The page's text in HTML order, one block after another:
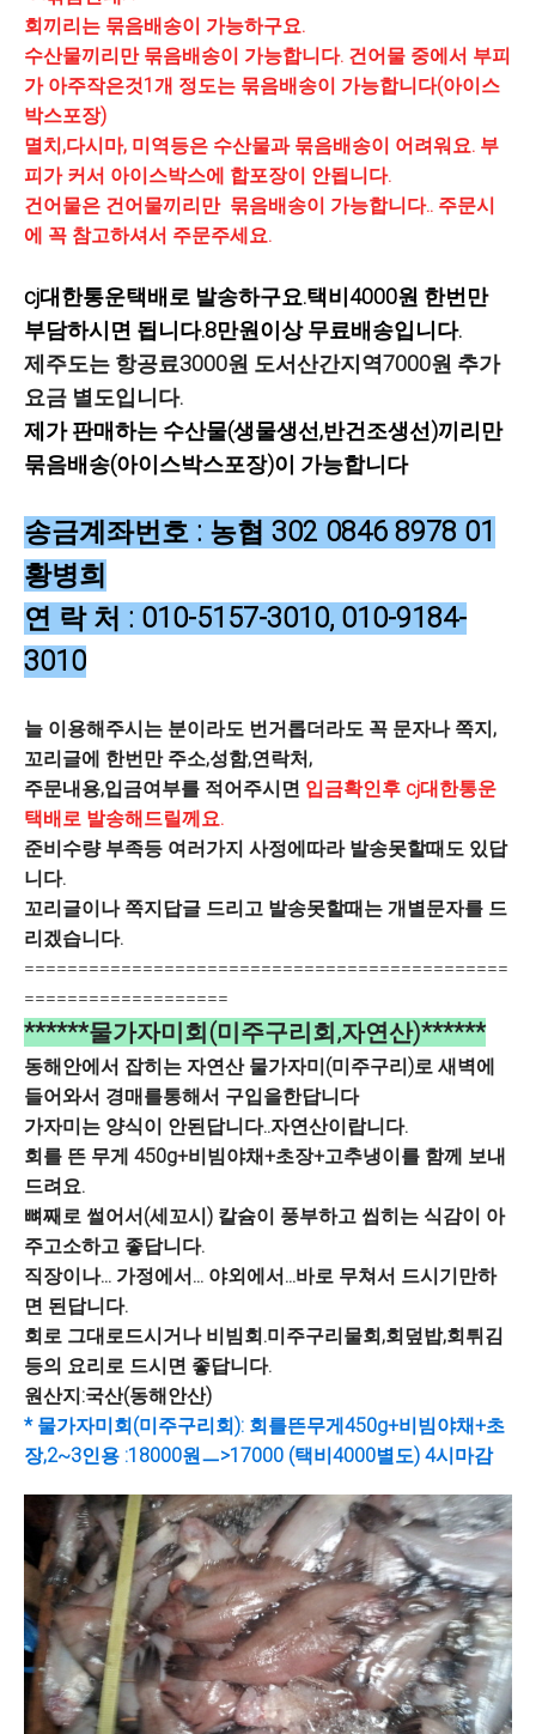
회끼리는 묶음배송이 가능하구요.
수산물끼리만 묶음배송이 가능합니다. 건어물 중에서 부피
가 아주작은것1개 정도는 묶음배송이 가능합니다(아이스
박스포장)
멸치,다시마, 미역등은 수산물과 묶음배송이 어려워요. 부
피가 커서 아이스박스에 합포장이 안됩니다.
건어물은 건어물끼리만 묶음배송이 가능합니다.. 주문시
에 꼭 참고하셔서 주문주세요.
cj대한통운택배로 발송하구요.택비4000원 한번만
부담하시면 됩니다.8만원이상 무료배송입니다.
제주도는 항공료3000원 도서산간지역7000원 추가
요금 별도입니다.
제가 판매하는 수산물(생물생선,반건조생선)끼리만
묶음배송(아이스박스포장)이 가능합니다
송금계좌번호 : 농협 302 0846 8978 01
황병희
연 락 처 : 010-5157-3010, 010-9184-
3010
늘 이용해주시는 분이라도 번거롭더라도 꼭 문자나 쪽지,
꼬리글에 한번만 주소,성함,연락처,
주문내용,입금여부를 적어주시면 입금확인후 cj대한통운
택배로 발송해드릴께요.
준비수량 부족등 여러가지 사정에따라 발송못할때도 있답
니다.
꼬리글이나 쪽지답글 드리고 발송못할때는 개별문자를 드
리겠습니다.
=============================================
===================
******물가자미회(미주구리회,자연산)******
동해안에서 잡히는 자연산 물가자미(미주구리)로 새벽에
들어와서 경매를통해서 구입을한답니다
가자미는 양식이 안된답니다..자연산이랍니다.
회를 뜬 무게 450g+비빔야채+초장+고추냉이를 함께 보내
드려요.
뼈째로 썰어서(세꼬시) 칼슘이 풍부하고 씹히는 식감이 아
주고소하고 좋답니다.
직장이나... 가정에서... 야외에서...바로 무쳐서 드시기만하
면 된답니다.
회로 그대로드시거나 비빔회.미주구리물회,회덮밥,회튀김
등의 요리로 드시면 좋답니다.
원산지:국산(동해안산)
* 물가자미회(미주구리회): 회를뜬무게450g+비빔야채+초
장,2~3인용 :18000원ㅡ>17000 (택비4000별도) 4시마감